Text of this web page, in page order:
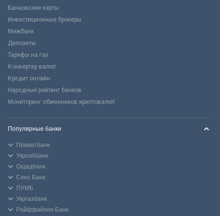
Банковские карты
Инвестиционные брокеры
Межбанк
Депозиты
Тарифы на газ
Конвертер валют
Кредит онлайн
Народный рейтинг банков
Мониторинг обменников криптовалют
Популярные банки
Приватбанк
Укрсиббанк
Ощадбанк
Сенс Банк
ПУМБ
Укргазбанк
Райффайзен Банк